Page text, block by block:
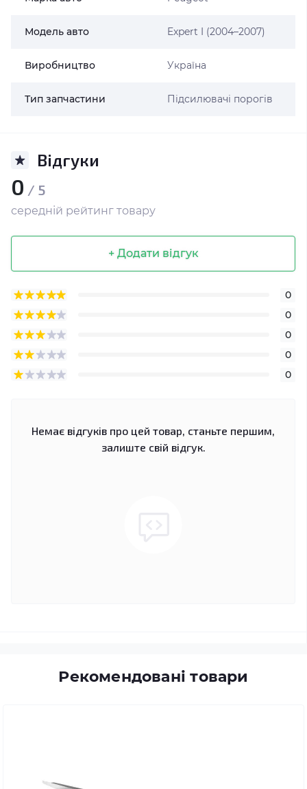
Модель авто Expert I (2004–2007)
Виробництво Україна
Тип запчастини Підсилювачі порогів
Відгуки
0 / 5
середній рейтинг товару
+ Додати відгук
0
0
0
0
0
Немає відгуків про цей товар, станьте першим,
залиште свій відгук.
Рекомендовані товари